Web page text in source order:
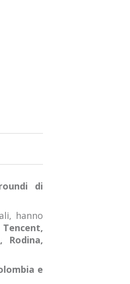
di
hanno
Rodina,
e